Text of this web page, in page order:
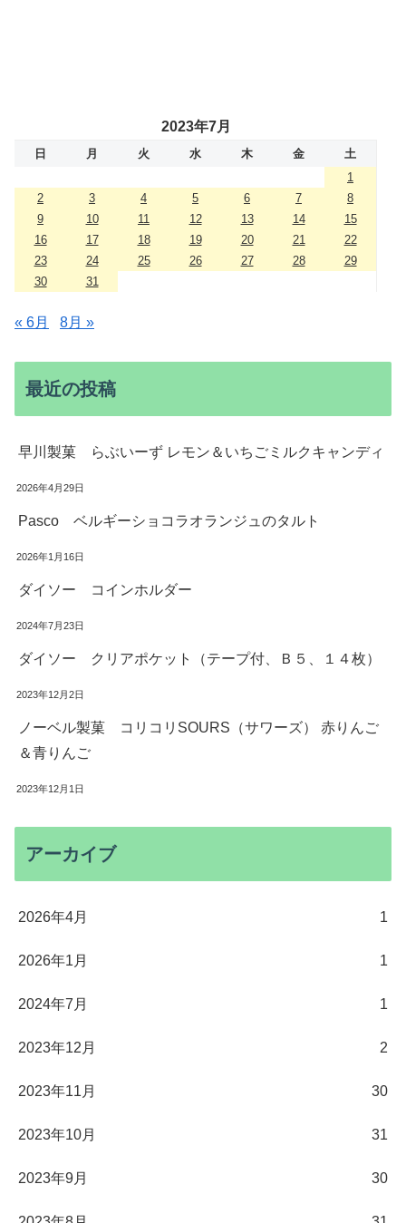
2023年7月
日 月 火 水 木 金
土
1
2
3 4 5 6 7
8
9
10 11 12 13 14
15
16
17 18 19 20 21
22
23
24 25 26 27 28
29
30
31
« 6月 8月 »
最近の投稿
早川製菓 らぶいーず レモン＆いちごミルクキャンディ
2026年4月29日
Pasco ベルギーショコラオランジュのタルト
2026年1月16日
ダイソー コインホルダー
2024年7月23日
ダイソー クリアポケット（テープ付、Ｂ５、１４枚）
2023年12月2日
ノーベル製菓 コリコリSOURS（サワーズ） 赤りんご
＆青りんご
2023年12月1日
アーカイブ
2026年4月 1
2026年1月 1
2024年7月 1
2023年12月 2
2023年11月 30
2023年10月 31
2023年9月 30